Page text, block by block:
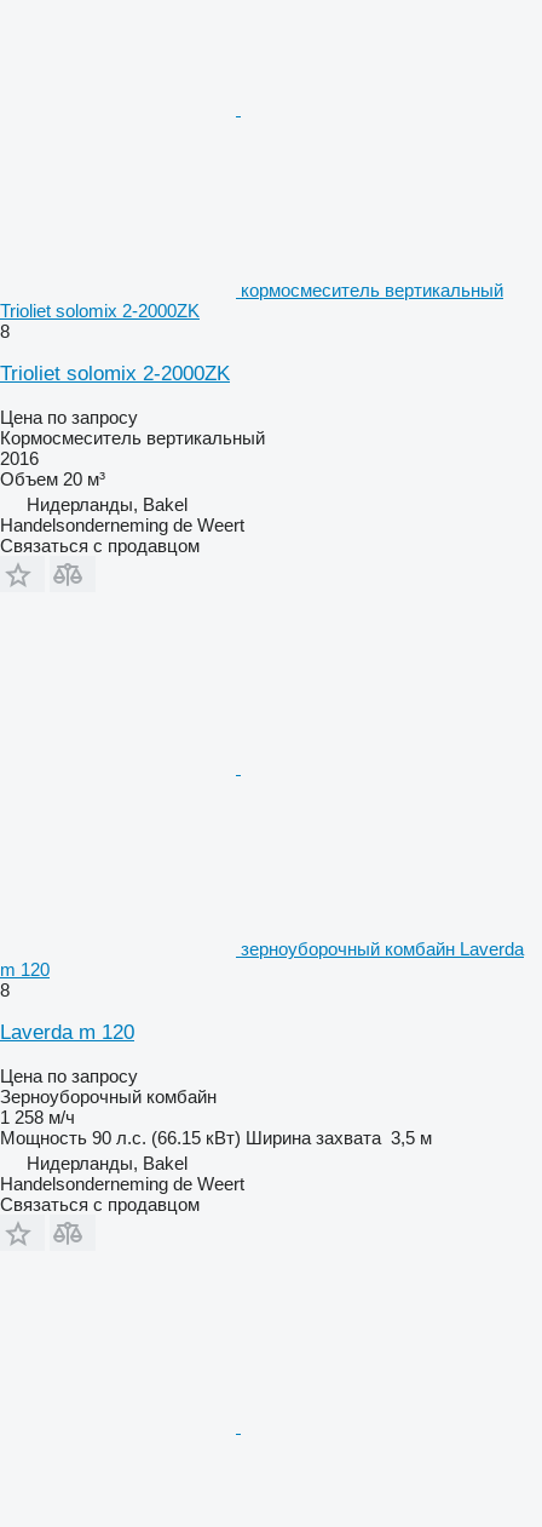
кормосмеситель вертикальный
Trioliet solomix 2-2000ZK
8
Trioliet solomix 2-2000ZK
Цена по запросу
Кормосмеситель вертикальный
2016
Объем 20 м³
Нидерланды, Bakel
Handelsonderneming de Weert
Связаться с продавцом
зерноуборочный комбайн Laverda
m 120
8
Laverda m 120
Цена по запросу
Зерноуборочный комбайн
1 258 м/ч
Мощность 90 л.с. (66.15 кВт) Ширина захвата 3,5 м
Нидерланды, Bakel
Handelsonderneming de Weert
Связаться с продавцом